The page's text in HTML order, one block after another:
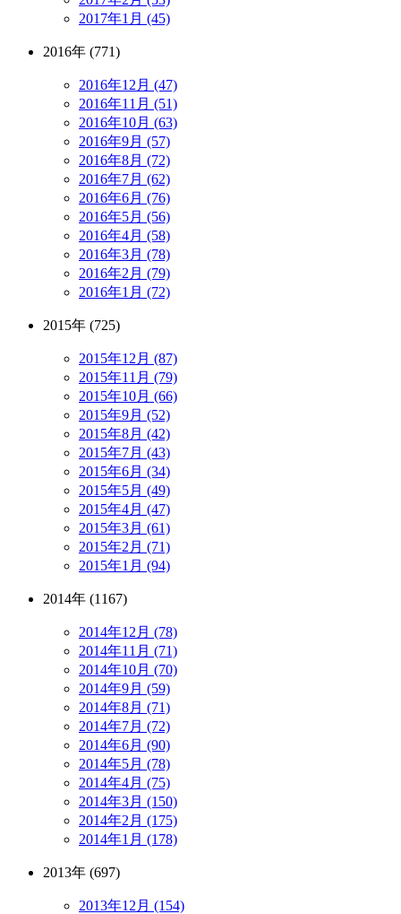
2017年1月 (45)
2016年 (771)
2016年12月 (47)
2016年11月 (51)
2016年10月 (63)
2016年9月 (57)
2016年8月 (72)
2016年7月 (62)
2016年6月 (76)
2016年5月 (56)
2016年4月 (58)
2016年3月 (78)
2016年2月 (79)
2016年1月 (72)
2015年 (725)
2015年12月 (87)
2015年11月 (79)
2015年10月 (66)
2015年9月 (52)
2015年8月 (42)
2015年7月 (43)
2015年6月 (34)
2015年5月 (49)
2015年4月 (47)
2015年3月 (61)
2015年2月 (71)
2015年1月 (94)
2014年 (1167)
2014年12月 (78)
2014年11月 (71)
2014年10月 (70)
2014年9月 (59)
2014年8月 (71)
2014年7月 (72)
2014年6月 (90)
2014年5月 (78)
2014年4月 (75)
2014年3月 (150)
2014年2月 (175)
2014年1月 (178)
2013年 (697)
2013年12月 (154)